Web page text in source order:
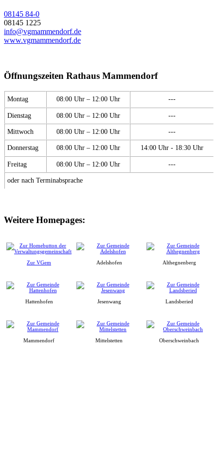
08145 84-0
08145 1225
info@vgmammendorf.de
www.vgmammendorf.de
Öffnungszeiten Rathaus Mammendorf
Montag 08:00 Uhr – 12:00 Uhr ---
Dienstag 08:00 Uhr – 12:00 Uhr ---
Mittwoch 08:00 Uhr – 12:00 Uhr ---
Donnerstag 08:00 Uhr – 12:00 Uhr 14:00 Uhr - 18:30 Uhr
Freitag 08:00 Uhr – 12:00 Uhr ---
oder nach Terminabsprache
Weitere Homepages:
Zur VGem Adelshofen Althegnenberg
Hattenhofen Jesenwang Landsberied
Mammendorf Mittelstetten Oberschweinbach